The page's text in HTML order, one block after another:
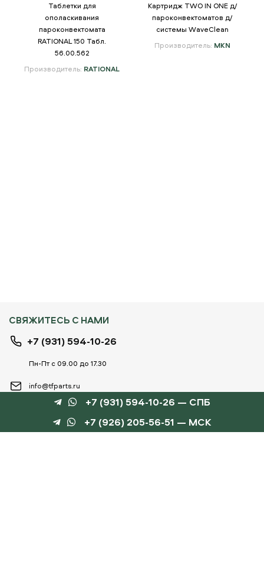
Таблетки для
ополаскивания
пароконвектомата
RATIONAL 150 Табл.
56.00.562
Производитель: RATIONAL
Картридж TWO IN ONE д/
пароконвектоматов д/
системы WaveClean
Производитель: MKN
СВЯЖИТЕСЬ С НАМИ
+7 (931) 594-10-26
Пн-Пт с 09.00 до 17.30
info@tfparts.ru
ТЕХНОБОКС
+7 (931) 594-10-26 — СПБ
+7 (926) 205-56-51 — МСК